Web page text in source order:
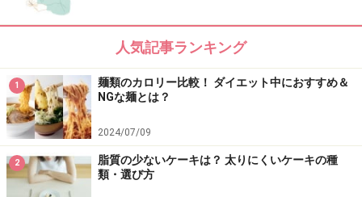
間違いダイエット知識6：運動にスポーツド
リンクは不可欠
飲み物にも注意が必要！
スポーツドリンクには運動中に失われがちな電解質やミ
人気記事ランキング
1
麺類のカロリー比較！ ダイエット中におすすめ＆
NGな麺とは？
2024/07/09
2
脂質の少ないケーキは？ 太りにくいケーキの種
類・選び方